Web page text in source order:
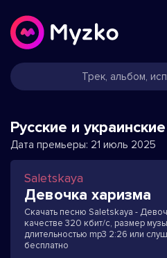
Русские и
Дата премьеры: 21 июль 2025
Saletskaya
Девочка харизма
Скачать песню Saletskaya -
качестве 320 кбит/с, размер
длительностью mp3 2:26 или
бесплатно